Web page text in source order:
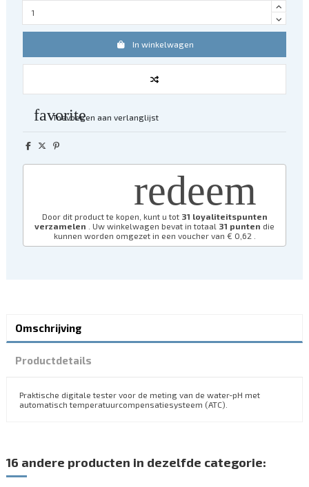
In winkelwagen
favorite
Toevoegen aan verlanglijst
redeem
Door dit product te kopen, kunt u tot 31 loyaliteitspunten
verzamelen . Uw winkelwagen bevat in totaal 31 punten die
kunnen worden omgezet in een voucher van € 0,62
Omschrijving
Productdetails
Praktische digitale tester voor de meting van de water-pH met
automatisch temperatuurcompensatiesysteem (ATC).
16 andere producten in dezelfde categorie: